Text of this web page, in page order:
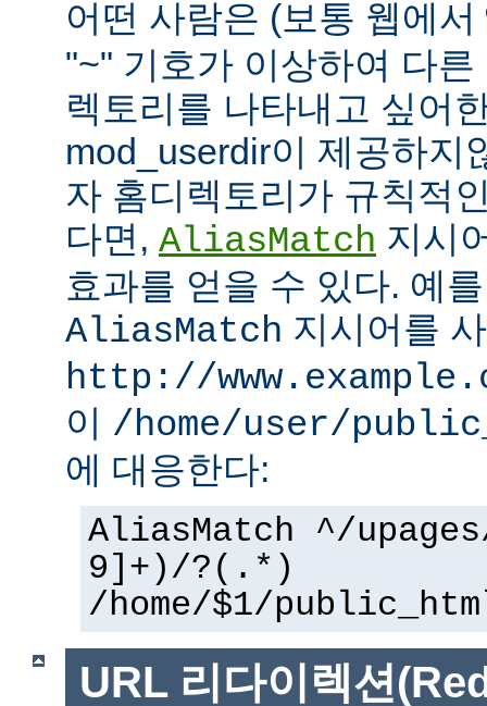
어떤 사람은 (보통 웹에서
"~" 기호가 이상하여 다
렉토리를 나타내고 싶어
mod_userdir이 제공하지
자 홈디렉토리가 규칙적
다면, AliasMatch 지시
효과를 얻을 수 있다. 예
AliasMatch 지시어를
http://
이 /home/user/
에 대응한다:
AliasMatch ^/
9]+)/?(.*)
/home/$1/
URL 리다이렉션